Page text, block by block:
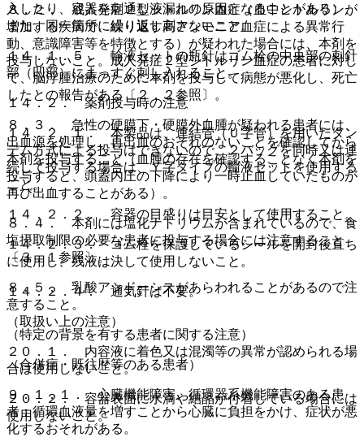
入したり、容器を刺通し液漏れの原因となることがある）、
また、同一箇所に繰り返し刺さないこと。
１４．１．５． 輸液セットの瓶針はゴム栓の中央部の刺針
部（凹部）にまっすぐ刺し入れること。
１４．２． 薬剤投与時の注意
１４．２．１． 本製品は、連結管（Ｕ字管）を用いたタン
デム方式による投与はできないので、２バッグを同時又は連
続して投与する場合は、Ｙ字タイプの輸液セットを使用する
こと。
１４．２．２． 容器の目盛りは目安として使用すること。
１４．２．３． ゴム栓を保護しているシールを開封後直ち
に使用し、残液は決して使用しないこと。
１４．２．４． 通気針は不要。
（取扱い上の注意）
２０．１． 内容液に着色又は混濁等の異常が認められる場
合は使用しないこと。
２０．２． 容器表面に水滴や結晶が付着している場合には
使用しないこと。
８．２． 成人発症２型シトルリン血症（血中シトルリンが
増加する疾病で、繰り返す高アンモニア血症による異常行
動、意識障害等を特徴とする）が疑われた場合には、本剤を
投与しないこと。成人発症２型シトルリン血症の患者に対し
て、脳浮腫治療のために本剤を投与して病態が悪化し、死亡
したとの報告がある〔２．２参照〕。
８．３． 急性の硬膜下・硬膜外血腫が疑われる患者には、
出血源を処理し、再出血のおそれのないことを確認してから
本剤を投与すること（血腫の存在を確認することなく本剤を
投与すると、頭蓋内圧の下降により一時止血していたものが
再び出血することがある）。
８．４． 本剤には塩化ナトリウムが含まれているので、食
塩摂取制限の必要な患者に投与する場合には注意すること
〔３．１参照〕。
８．５． 乳酸アシドーシスがあらわれることがあるので注
意すること。
（特定の背景を有する患者に関する注意）
（合併症・既往歴等のある患者）
９．１．１． 心臓機能障害、循環器系機能障害のある患
者：循環血液量を増すことから心臓に負担をかけ、症状が悪
化するおそれがある。